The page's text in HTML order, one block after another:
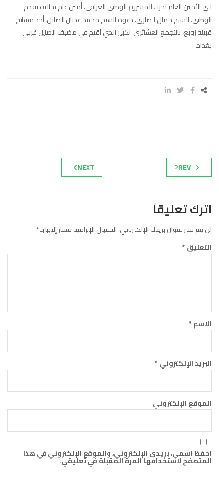
لبى الأمين العام لحزب المشروع الوطني العراقي، أمين عام تحالف تقدم
الوطني، الشيخ جمال الضاري، دعوة الشيخ محمد عدنان الصايل، أحد مشايخ
قبيلة زوبع، بالتجمع العشائري الكبير الذي اُقيم في مضيف الصايل غربي
بغداد.
PREV
NEXT
اترك تعليقاً
لن يتم نشر عنوان بريدك الإلكتروني.الحقول الإلزامية مشار إليها بـ*
التعليق*
الاسم*
البريد الإلكتروني*
الموقع الإلكتروني
احفظ اسمي، بريدي الإلكتروني، والموقع الإلكتروني في هذا
المتصفح لاستخدامها المرة المقبلة في تعليقي.